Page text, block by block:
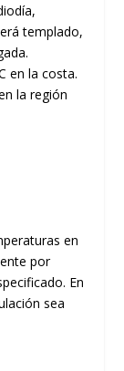
templado,
en la costa.
la región
en
por
En
sea